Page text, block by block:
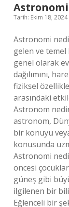
Astronomi
Tarih: Ekim 18, 2024
Astronomi
gelen ve
genel olarak
dağılımını,
fiziksel
arasındaki
Astronom
astronom,
bir konuyu
konusunda
Astronomi
öncesi çocuklar
güneş gibi
ilgilenen bir
Eğlenceli bir